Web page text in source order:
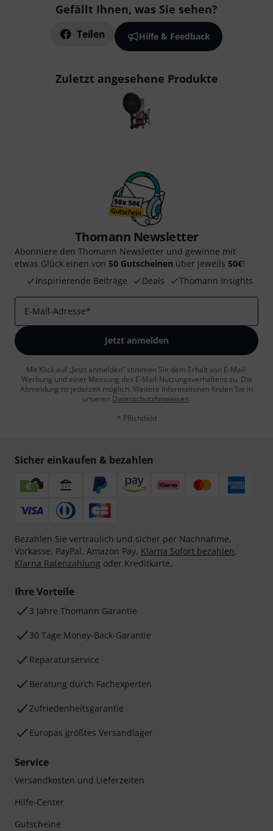
Gefällt Ihnen, was Sie sehen?
Teilen Hilfe & Feedback
Zuletzt angesehene Produkte
Thomann Newsletter
Abonniere den Thomann Newsletter und gewinne mit
etwas Glück einen von 50 Gutscheinen über jeweils 50€!
Inspirierende Beiträge
Deals Thomann Insights
E-Mail-Adresse*
Jetzt anmelden
Mit Klick auf „Jetzt anmelden“ stimmen Sie dem Erhalt von E-Mail-
Werbung und einer Messung des E-Mail-Nutzungsverhaltens zu. Die
Abmeldung ist jederzeit möglich. Weitere Informationen finden Sie in
unseren Datenschutzhinweisen.
* Pflichtfeld
Sicher einkaufen & bezahlen
Bezahlen Sie vertraulich und sicher per Nachnahme,
Vorkasse, PayPal, Amazon Pay, Klarna Sofort bezahlen,
Klarna Ratenzahlung oder Kreditkarte.
Ihre Vorteile
3 Jahre Thomann Garantie
30 Tage Money-Back-Garantie
Reparaturservice
Beratung durch Fachexperten
Zufriedenheitsgarantie
Europas größtes Versandlager
Service
Versandkosten und Lieferzeiten
Hilfe-Center
Gutscheine